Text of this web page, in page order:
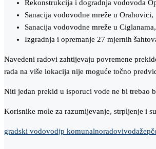
Rekonstrukcija i dogradnja vodovoda
Sanacija vodovodne mreže u Orahovici,
Sanacija vodovodne mreže u Ciglanama,
Izgradnja i opremanje 27 mjernih
Navedeni radovi zahtijevaju povremene
rada na više lokacija nije moguće točno
Niti jedan prekid u isporuci vode ne bi trebao
Korisnike mole za razumijevanje, strpljenje i
gradski vodovodjp komunalnoradovivoda